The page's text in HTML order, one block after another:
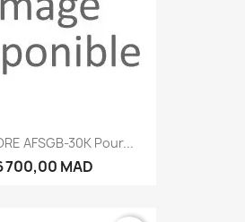
AFSGB-30K Pour...
700,00 MAD